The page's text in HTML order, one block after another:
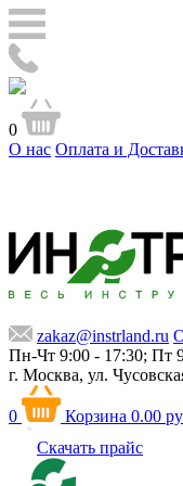
0
О нас Оплата и
zakaz@instrland.ru
Пн-Чт 9:00 - 17:30; Пт
г. Москва, ул.
0 Корзина 0.00
Скачать прайс